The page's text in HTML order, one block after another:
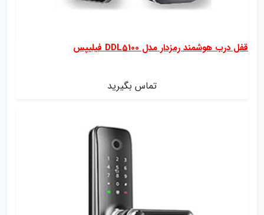
قفل درب هوشمند رمزدار مدل DDL5100 فیلیپس
تماس بگیرید